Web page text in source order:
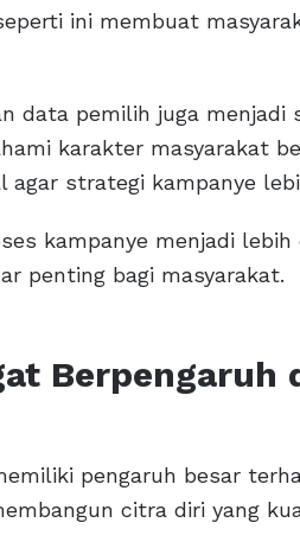
ini membuat
data pemilih juga
karakter masyarakat
agar strategi kampanye
kampanye menjadi
penting bagi masyarakat.
Berpengaruh
pengaruh besar
citra diri yang